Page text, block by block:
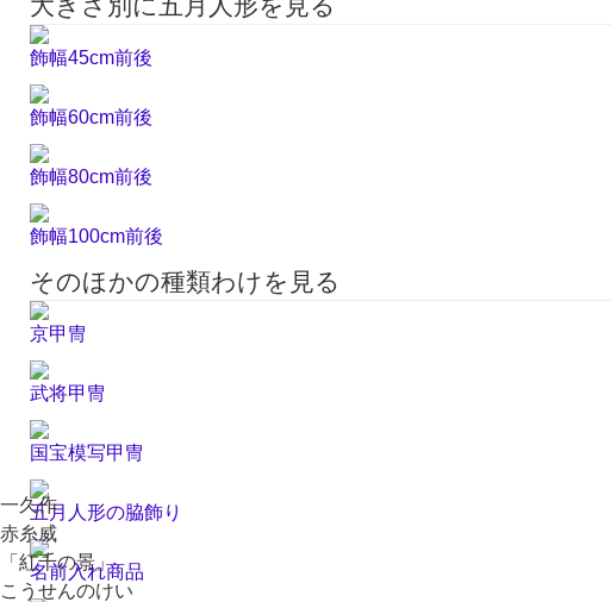
飾幅45cm前後
飾幅60cm前後
飾幅80cm前後
飾幅100cm前後
そのほかの種類わけを見る
京甲冑
武将甲冑
国宝模写甲冑
五月人形の脇飾り
名前入れ商品
一久作
赤糸威
「紅千の景」
こうせんのけい